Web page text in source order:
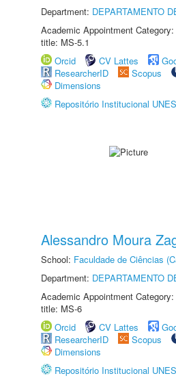
Department: DEPARTAMENTO
Academic Appointment
title: MS-5.1
Orcid
CV Lattes
ResearcherID
Scopus
Dimensions
Repositório Institucional
Alessandro Moura
School: Faculdade de Ciências
Department: DEPARTAMENTO
Academic Appointment
title: MS-6
Orcid
CV Lattes
ResearcherID
Scopus
Dimensions
Repositório Institucional